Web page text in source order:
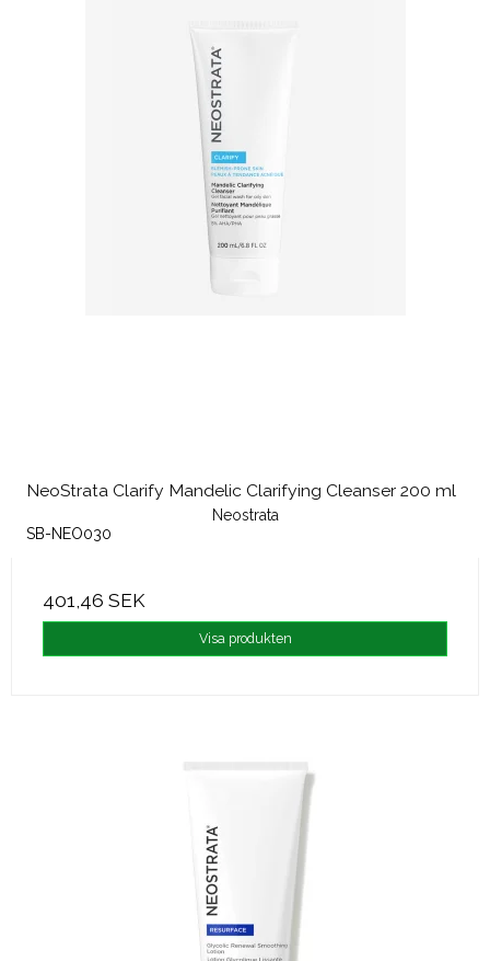
NeoStrata Clarify Mandelic Clarifying Cleanser 200 ml
Neostrata
SB-NEO030
401,46 SEK
Visa produkten